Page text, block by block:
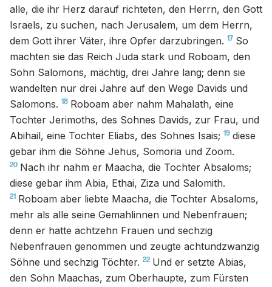
alle, die ihr Herz darauf richteten, den Herrn, den Gott
Israels, zu suchen, nach Jerusalem, um dem Herrn,
dem Gott ihrer Väter, ihre Opfer darzubringen. 17 So
machten sie das Reich Juda stark und Roboam, den
Sohn Salomons, mächtig, drei Jahre lang; denn sie
wandelten nur drei Jahre auf den Wege Davids und
Salomons. 18 Roboam aber nahm Mahalath, eine
Tochter Jerimoths, des Sohnes Davids, zur Frau, und
Abihail, eine Tochter Eliabs, des Sohnes Isais; 19 diese
gebar ihm die Söhne Jehus, Somoria und Zoom.
20 Nach ihr nahm er Maacha, die Tochter Absaloms;
diese gebar ihm Abia, Ethai, Ziza und Salomith.
21 Roboam aber liebte Maacha, die Tochter Absaloms,
mehr als alle seine Gemahlinnen und Nebenfrauen;
denn er hatte achtzehn Frauen und sechzig
Nebenfrauen genommen und zeugte achtundzwanzig
Söhne und sechzig Töchter. 22 Und er setzte Abias,
den Sohn Maachas, zum Oberhaupte, zum Fürsten